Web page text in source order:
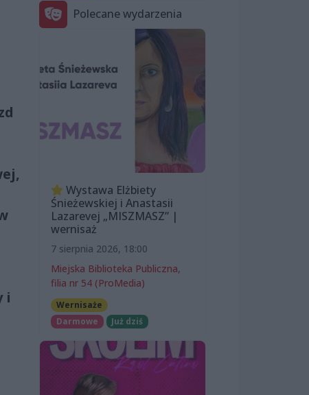
i
Polecane wydarzenia
Wystawa Elżbiety
Śnieżewskiej i Anastasii
Lazarevej „MISZMASZ” |
wernisaż
7 sierpnia 2026, 18:00
Miejska Biblioteka Publiczna,
filia nr 54 (ProMedia)
Wernisaże
Darmowe
Już dziś